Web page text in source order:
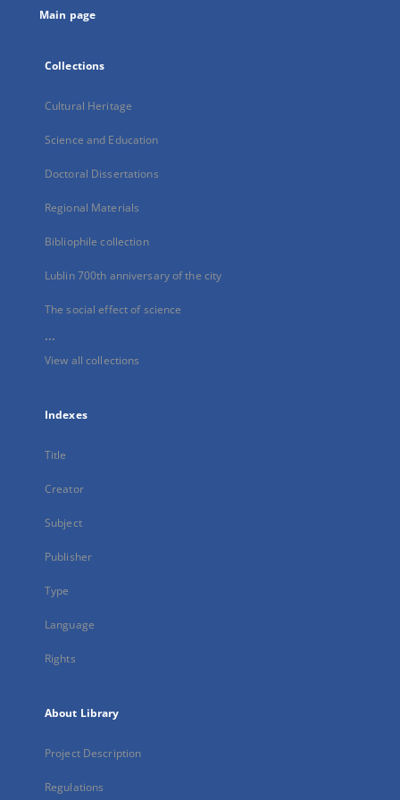
Main page
Collections
Cultural Heritage
Science and Education
Doctoral Dissertations
Regional Materials
Bibliophile collection
Lublin 700th anniversary of the city
The social effect of science
...
View all collections
Indexes
Title
Creator
Subject
Publisher
Type
Language
Rights
About Library
Project Description
Regulations